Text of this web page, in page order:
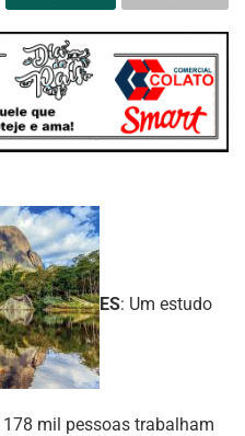
ES: Um estudo
mil pessoas trabalham